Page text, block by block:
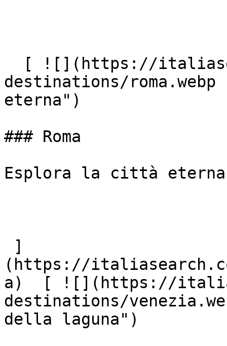
destinations/
eterna")
### Roma
Esplora la città eterna
(https://
a)  [ ![](https://
destinations/
della laguna")